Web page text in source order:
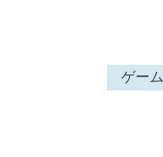
ゲーム